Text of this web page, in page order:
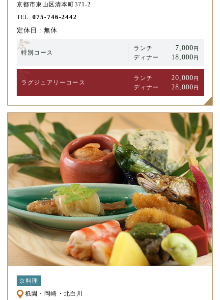
京都市東山区清本町371-2
TEL.075-746-2442
定休日 : 無休
特別コース
ランチ 7,000円
ディナー 18,000円
ラグジュアリー コース
ランチ 20,000円
ディナー 28,000円
京料理
祇園・岡崎・北白川